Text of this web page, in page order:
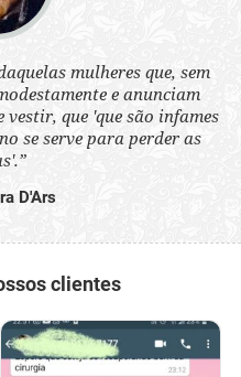
mulheres que, sem
e anunciam
vestir, que 'que são infames
se serve para perder as
D'Ars
clientes